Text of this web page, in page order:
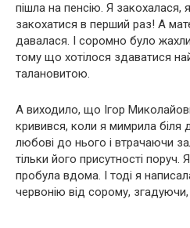
пішла на пенсію. Я закохалася,
закохатися в перший раз! А
давалася. І соромно було
тому що хотілося здаватися
талановитою.
А виходило, що Ігор
кривився, коли я мимрила біля
любові до нього і втрачаючи
тільки його присутності поруч.
пробула вдома. І тоді я
червонію від сорому,